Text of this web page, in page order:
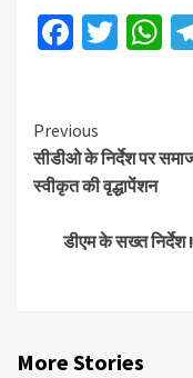
Continue
Reading
Previous
सीडीओ के निर्देश पर
स्वीकृत की वृद्धापेंशन
डीएम के सख्त निर्देश
More Stories